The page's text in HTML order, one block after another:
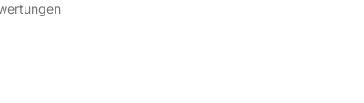
und zeitlose Landschaft trifft. Hier bietet die